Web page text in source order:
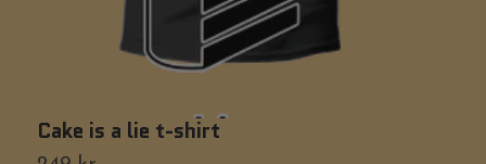
Cake is a lie t-shirt